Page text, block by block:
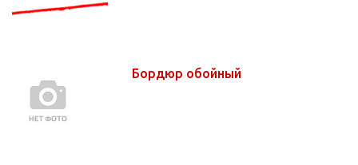
Бордюр обойный